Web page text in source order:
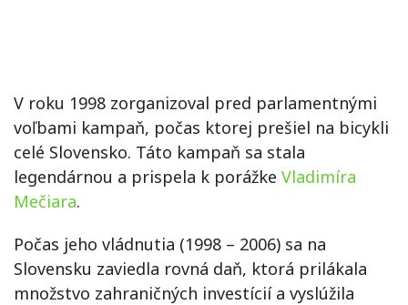
V roku 1998 zorganizoval pred parlamentnými
voľbami kampaň, počas ktorej prešiel na bicykli
celé Slovensko. Táto kampaň sa stala
legendárnou a prispela k porážke Vladimíra
Mečiara.
Počas jeho vládnutia (1998 – 2006) sa na
Slovensku zaviedla rovná daň, ktorá prilákala
množstvo zahraničných investícií a vyslúžila